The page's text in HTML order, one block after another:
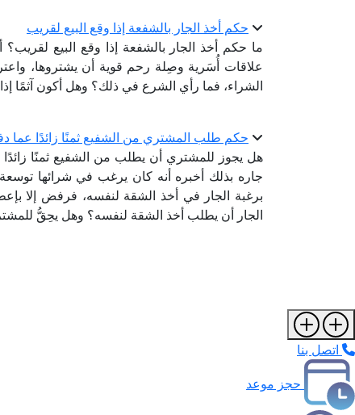
حكم أخذ الجار بالشفعة إذا وقع البيع لقريب
ما حكم أخذ الجار بالشفعة إذا وقع البيع
علاقات أُسَرية وصِلة رحم قوية أن يشتروها،
الشراء، فما رأي الشرع في ذلك؟ وهل أكون آثمًا
حكم طلب المشتري من الشفيع ثمنًا زائدًا عما
هل يجوز للمشتري أن يطلب من الشفيع ثمنًا
جاره بذلك أخبره أنه كان يرغب في شرائها
برغبة الجار في أخذ الشقة لنفسه، فرفض إلا
الجار أن يطلب أخذ الشقة لنفسه؟ وهل يحِقُّ
اتصل بنا
حجز موعد